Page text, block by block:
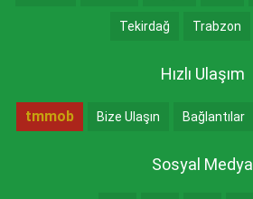
Tekirdağ Trabzon
Hızlı Ulaşım
tmmob Bize Ulaşın Bağlantılar
Sosyal Medya